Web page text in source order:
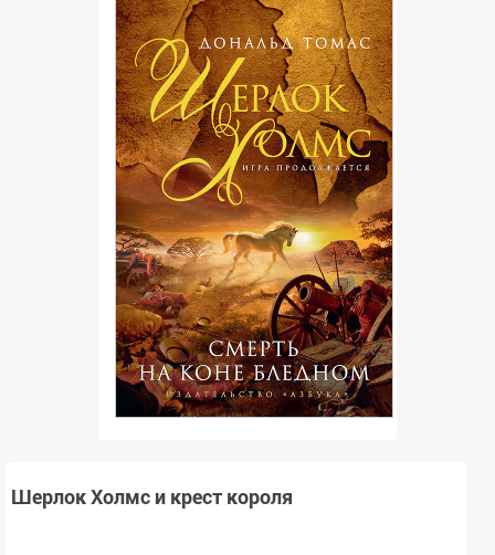
Шерлок Холмс и крест короля